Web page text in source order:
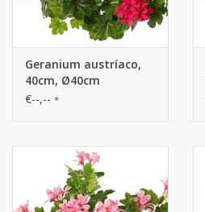
Geranium austríaco,
40cm, Ø40cm
€--,-- *